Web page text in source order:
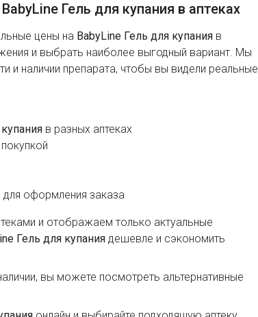
Гель для купания в аптеках
цены на BabyLine Гель для купания в
и выбрать наиболее выгодный вариант. Мы
и наличии препарата, чтобы вы видели реальные
в разных аптеках
для оформления заказа
и отображаем только актуальные
Гель для купания дешевле и сэкономить
вы можете посмотреть альтернативные